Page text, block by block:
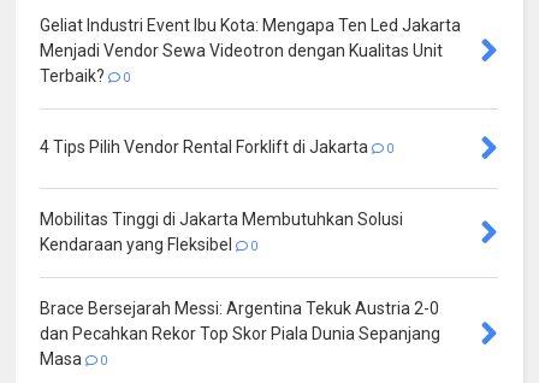
Geliat Industri Event Ibu Kota: Mengapa Ten Led Jakarta
Menjadi Vendor Sewa Videotron dengan Kualitas Unit
Terbaik?
0
4 Tips Pilih Vendor Rental Forklift di Jakarta 0
Mobilitas Tinggi di Jakarta Membutuhkan Solusi
Kendaraan yang Fleksibel
0
Brace Bersejarah Messi: Argentina Tekuk Austria 2-0
dan Pecahkan Rekor Top Skor Piala Dunia Sepanjang
Masa
0